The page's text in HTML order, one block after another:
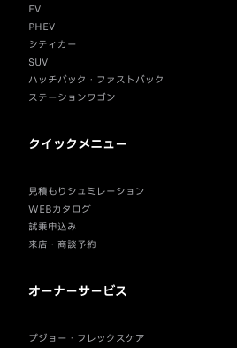
EV
PHEV
シティカー
SUV
ハッチバック・ファストバック
ステーションワゴン
クイックメニュー
見積もりシュミレーション
WEBカタログ
試乗申込み
来店・商談予約
オーナーサービス
プジョー・フレックスケア